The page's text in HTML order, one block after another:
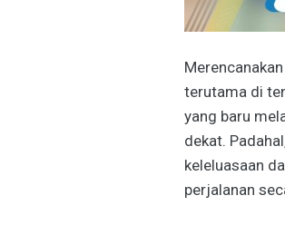
terutama di
yang baru
dekat.
keleluasaan
perjalanan